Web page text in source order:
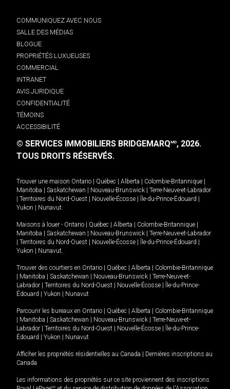
COMMUNIQUEZ AVEC NOUS
SALLE DES MÉDIAS
BLOGUE
PROPRIÉTÉS LUXUEUSES
COMMERCIAL
INTRANET
AVIS JURIDIQUE
CONFIDENTIALITÉ
TÉMOINS
ACCESSIBILITÉ
© SERVICES IMMOBILIERS BRIDGEMARQMD, 2026.
TOUS DROITS RÉSERVÉS.
Trouver une maison Ontario Québec Alberta Colombie-Britannique
Manitoba
Saskatchewan Nouveau-Brunswick
Terre-Neuve-et-Labrador
Territoires du Nord-Ouest Nouvelle-Écosse Île-du-Prince-Édouard
Yukon
Nunavut.
Maisons à louer - Ontario Québec Alberta Colombie-Britannique
Manitoba
Saskatchewan Nouveau-Brunswick
Terre-Neuve-et-Labrador
Territoires du Nord-Ouest Nouvelle-Écosse Île-du-Prince-Édouard
Yukon
Nunavut.
Trouver des courtiers en Ontario Québec Alberta
Colombie-Britannique
Manitoba Saskatchewan Nouveau-Brunswick
Terre-Neuve-et-
Labrador
Territoires du Nord-Ouest Nouvelle-Écosse
Île-du-Prince-
Édouard
Yukon Nunavut
Parcourir les bureaux en Ontario Québec Alberta
Colombie-Britannique
Manitoba Saskatchewan Nouveau-Brunswick
Terre-Neuve-et-
Labrador
Territoires du Nord-Ouest Nouvelle-Écosse
Île-du-Prince-
Édouard
Yukon Nunavut
Afficher les propriétés résidentielles au Canada
Dernières inscriptions au
Canada
Les informations des propriétés sur ce site proviennent des inscriptions
MD